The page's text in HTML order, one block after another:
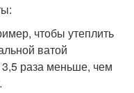
чтобы утеплить
ватой
раза меньше, чем